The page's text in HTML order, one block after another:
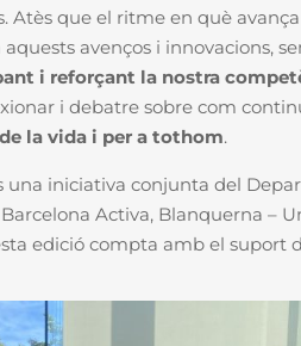
Atès que el ritme en què
avenços i innovacions,
i reforçant la nostra
i debatre sobre com
la vida i per a tothom.
una iniciativa conjunta del
Activa, Blanquerna –
edició compta amb el suport